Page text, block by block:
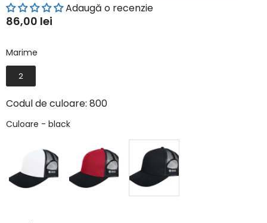
Adaugă o recenzie
86,00 lei
Marime
2
Codul de culoare: 800
Culoare - blackCuloare